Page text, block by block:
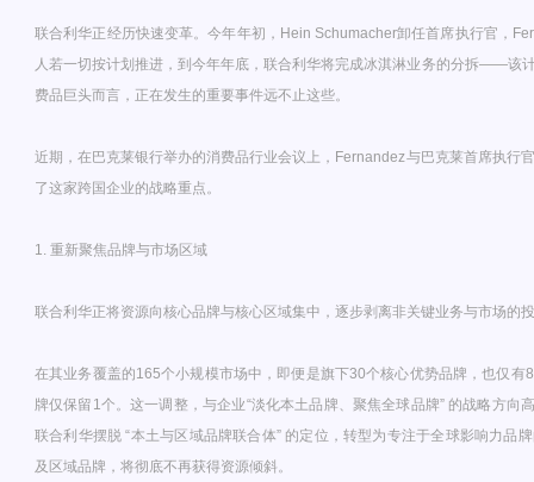
联合利华正经历快速变革。今年年初，Hein Schumacher卸任首席执行官，
人若一切按计划推进，到今年年底，联合利华将完成冰淇淋业务的分拆——该
费品巨头而言，正在发生的重要事件远不止这些。
近期，在巴克莱银行举办的消费品行业会议上，Fernandez与巴克莱首席执行
了这家跨国企业的战略重点。
1. 重新聚焦品牌与市场区域
联合利华正将资源向核心品牌与核心区域集中，逐步剥离非关键业务与市场的
在其业务覆盖的165个小规模市场中，即便是旗下30个核心优势品牌，也仅有
牌仅保留1个。这一调整，与企业“淡化本土品牌、聚焦全球品牌” 的战略方向
联合利华摆脱 “本土与区域品牌联合体” 的定位，转型为专注于全球影响力
及区域品牌，将彻底不再获得资源倾斜。